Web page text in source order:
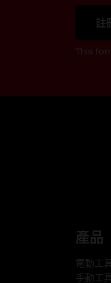
註
This
產品
電動工
手動工